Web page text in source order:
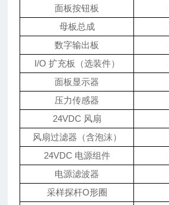
面板按钮板
母板总成
数字输出板
I/O 扩充板（选装件）
面板显示器
压力传感器
24VDC 风扇
风扇过滤器（含泡沫）
24VDC 电源组件
电源滤波器
采样探杆O形圈